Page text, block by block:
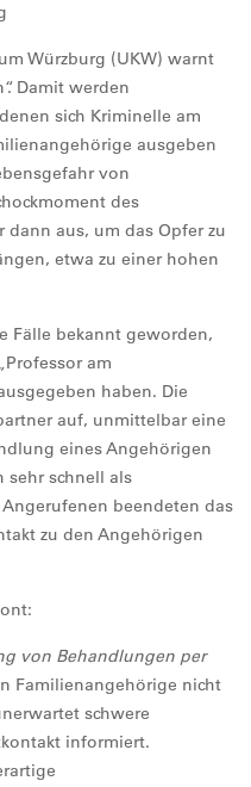
Würzburg (UKW) warnt
Damit werden
sich Kriminelle am
ausgeben
von
des
aus, um das Opfer zu
etwa zu einer hohen
Fälle bekannt geworden,
am
haben. Die
auf, unmittelbar eine
eines Angehörigen
sehr schnell als
beendeten das
zu den Angehörigen
von Behandlungen per
Familienangehörige nicht
schwere
informiert.